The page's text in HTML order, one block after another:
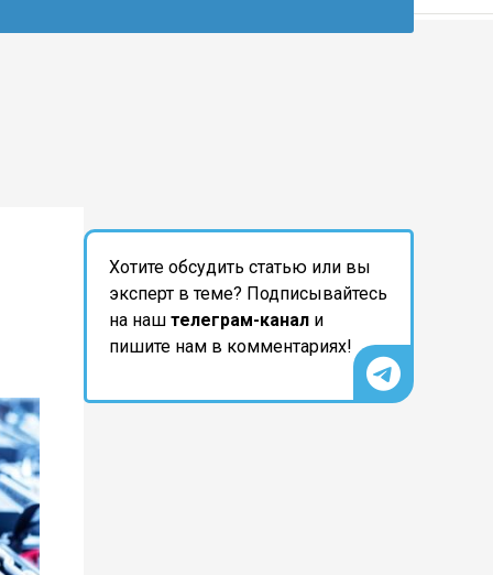
Хотите обсудить статью или вы
эксперт в теме? Подписывайтесь
на наш телеграм-канал и
пишите нам в комментариях!